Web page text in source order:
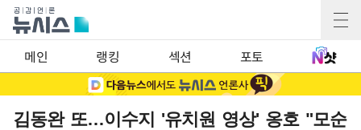
메인 랭킹 섹션 포토
김동완 또…이수지 '유치원 영상' 옹호 "모순